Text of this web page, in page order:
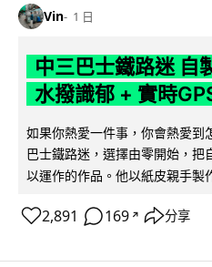
Vin 1 日
中三巴士鐵路迷 自
水撥識郁 + 實時
如果你熱愛一件事，你會熱愛到
巴士鐵路迷，選擇由零開始，把
以運作的作品。他以紙皮親手製
2,891 169 ↗ 分享